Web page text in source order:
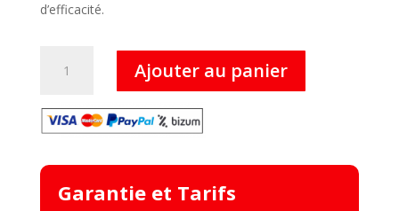
d’efficacité.
Table
Service
Ajouter au panier
Garantie et Tarifs